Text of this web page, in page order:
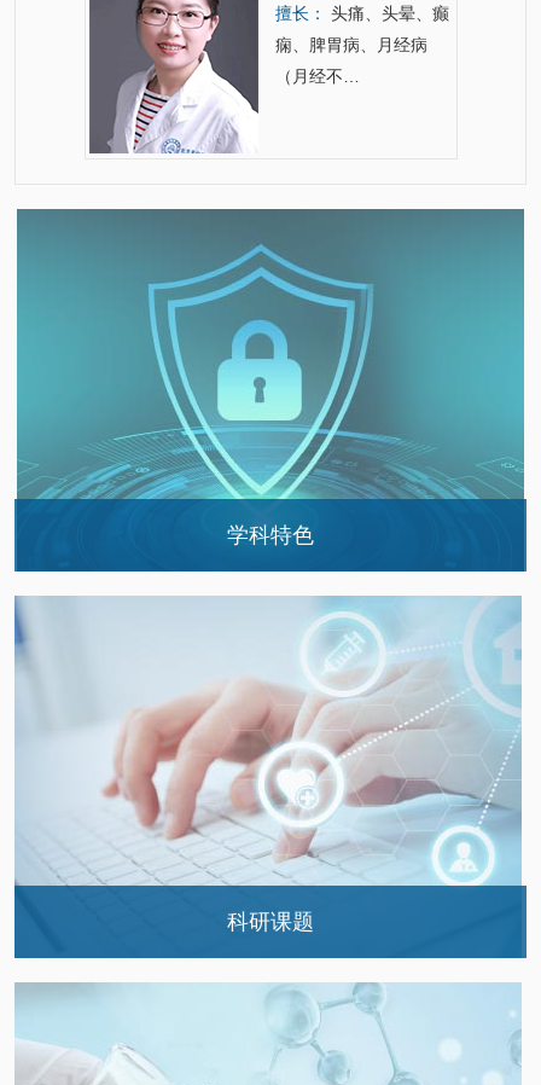
擅长：
痫、脾胃病、月经病
（月经不…
学科特色
科研课题